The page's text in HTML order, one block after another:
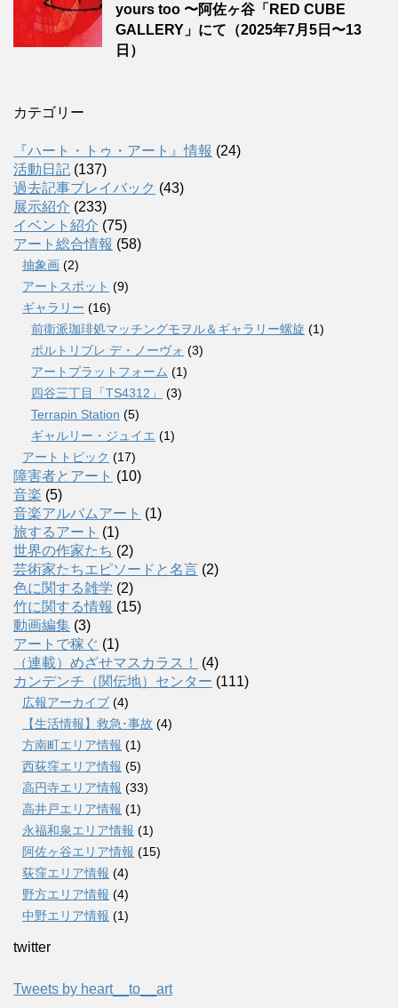
yours too 〜阿佐ヶ谷「RED CUBE
GALLERY」にて（2025年7月5日〜13
日）
カテゴリー
『ハート・トゥ・アート』情報 (24)
活動日記 (137)
過去記事プレイバック (43)
展示紹介 (233)
イベント紹介 (75)
アート総合情報 (58)
抽象画 (2)
アートスポット (9)
ギャラリー (16)
前衛派珈琲処マッチングモヲル＆ギャラリー螺旋 (1)
ポルトリブレ デ・ノーヴォ (3)
アートプラットフォーム (1)
四谷三丁目「TS4312」
(3)
Terrapin Station (5)
ギャルリー・ジュイエ (1)
アートトピック (17)
障害者とアート (10)
音楽 (5)
音楽アルバムアート (1)
旅するアート (1)
世界の作家たち (2)
芸術家たちエピソードと名言 (2)
色に関する雑学 (2)
竹に関する情報 (15)
動画編集 (3)
アートで稼ぐ (1)
（連載）めざせマスカラス！
(4)
カンデンチ（関伝地）センター (111)
広報アーカイブ (4)
【生活情報】救急･事故 (4)
方南町エリア情報 (1)
西荻窪エリア情報 (5)
高円寺エリア情報 (33)
高井戸エリア情報 (1)
永福和泉エリア情報 (1)
阿佐ヶ谷エリア情報 (15)
荻窪エリア情報 (4)
野方エリア情報 (4)
中野エリア情報 (1)
twitter
Tweets by heart__to__art